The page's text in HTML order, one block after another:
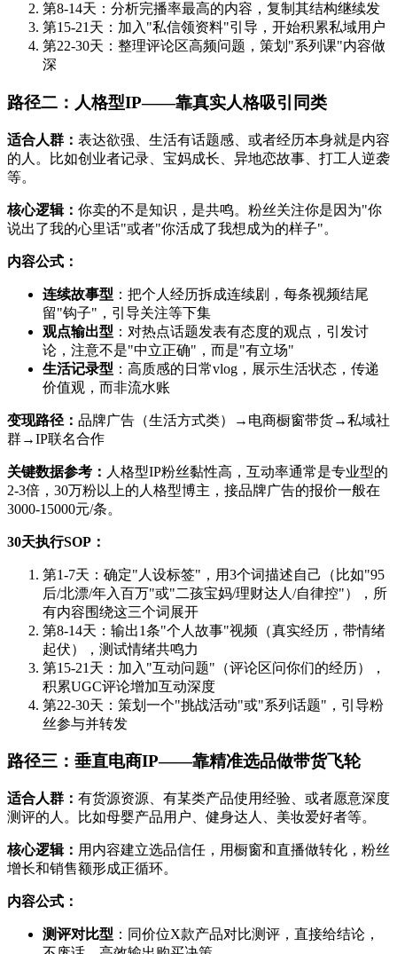
第8-14天：分析完播率最高的内容，复制其结构继续发
第15-21天：加入"私信领资料"引导，开始积累私域用户
第22-30天：整理评论区高频问题，策划"系列课"内容做
深
路径二：人格型IP——靠真实人格吸引同类
适合人群： 表达欲强、生活有话题感、或者经历本身就是内容
的人。比如创业者记录、宝妈成长、异地恋故事、打工人逆袭
等。
核心逻辑： 你卖的不是知识，是共鸣。粉丝关注你是因为"你
说出了我的心里话"或者"你活成了我想成为的样子"。
内容公式：
连续故事型 ：把个人经历拆成连续剧，每条视频结尾
留"钩子"，引导关注等下集
观点输出型 ：对热点话题发表有态度的观点，引发讨
论，注意不是"中立正确"，而是"有立场"
生活记录型 ：高质感的日常vlog，展示生活状态，传递
价值观，而非流水账
变现路径： 品牌广告（生活方式类）→电商橱窗带货→私域社
群→IP联名合作
关键数据参考： 人格型IP粉丝黏性高，互动率通常是专业型的
2-3倍，30万粉以上的人格型博主，接品牌广告的报价一般在
3000-15000元/条。
30天执行SOP：
第1-7天：确定"人设标签"，用3个词描述自己（比如"95
后/北漂/年入百万"或"二孩宝妈/理财达人/自律控"），所
有内容围绕这三个词展开
第8-14天：输出1条"个人故事"视频（真实经历，带情绪
起伏），测试情绪共鸣力
第15-21天：加入"互动问题"（评论区问你们的经历），
积累UGC评论增加互动深度
第22-30天：策划一个"挑战活动"或"系列话题"，引导粉
丝参与并转发
路径三：垂直电商IP——靠精准选品做带货飞轮
适合人群： 有货源资源、有某类产品使用经验、或者愿意深度
测评的人。比如母婴产品用户、健身达人、美妆爱好者等。
核心逻辑： 用内容建立选品信任，用橱窗和直播做转化，粉丝
增长和销售额形成正循环。
内容公式：
测评对比型 ：同价位X款产品对比测评，直接给结论，